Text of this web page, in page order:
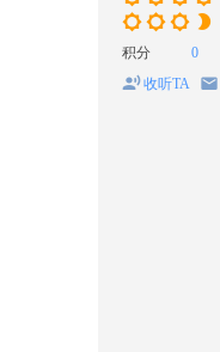
积分
0
收听TA